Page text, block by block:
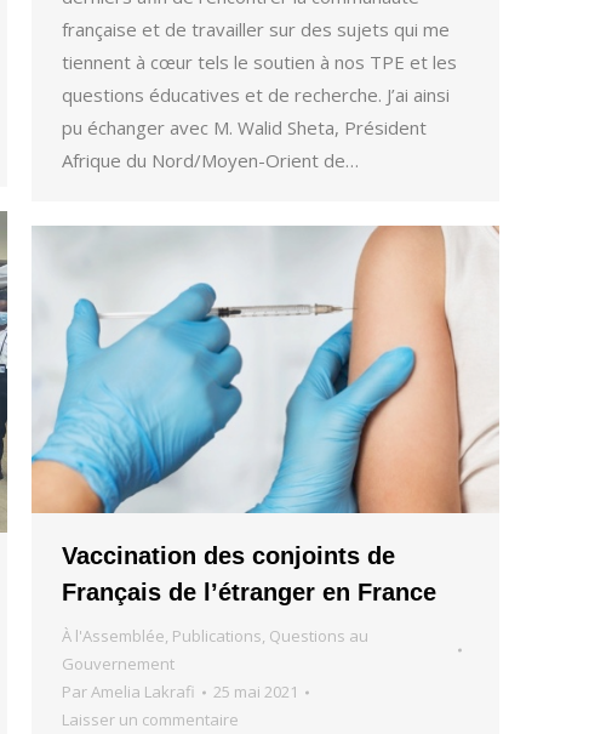
française et de travailler sur des sujets qui me
tiennent à cœur tels le soutien à nos TPE et les
questions éducatives et de recherche. J’ai ainsi
pu échanger avec M. Walid Sheta, Président
Afrique du Nord/Moyen-Orient de…
Vaccination des conjoints de
Français de l’étranger en France
À l'Assemblée, Publications, Questions au
Gouvernement
ParAmelia Lakrafi
25 mai 2021
Laisser un commentaire